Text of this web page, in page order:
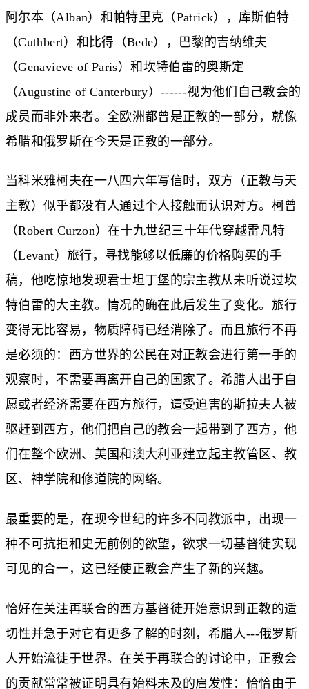
阿尔本（Alban）和帕特里克（Patrick），库斯伯特
（Cuthbert）和比得（Bede），巴黎的吉纳维夫
（Genavieve of Paris）和坎特伯雷的奥斯定
（Augustine of Canterbury）------视为他们自己教会的
成员而非外来者。全欧洲都曾是正教的一部分，就像
希腊和俄罗斯在今天是正教的一部分。
当科米雅柯夫在一八四六年写信时，双方（正教与天
主教）似乎都没有人通过个人接触而认识对方。柯曾
（Robert Curzon）在十九世纪三十年代穿越雷凡特
（Levant）旅行，寻找能够以低廉的价格购买的手
稿，他吃惊地发现君士坦丁堡的宗主教从未听说过坎
特伯雷的大主教。情况的确在此后发生了变化。旅行
变得无比容易，物质障碍已经消除了。而且旅行不再
是必须的：西方世界的公民在对正教会进行第一手的
观察时，不需要再离开自己的国家了。希腊人出于自
愿或者经济需要在西方旅行，遭受迫害的斯拉夫人被
驱赶到西方，他们把自己的教会一起带到了西方，他
们在整个欧洲、美国和澳大利亚建立起主教管区、教
区、神学院和修道院的网络。
最重要的是，在现今世纪的许多不同教派中，出现一
种不可抗拒和史无前例的欲望，欲求一切基督徒实现
可见的合一，这已经使正教会产生了新的兴趣。
恰好在关注再联合的西方基督徒开始意识到正教的适
切性并急于对它有更多了解的时刻，希腊人---俄罗斯
人开始流徒于世界。在关于再联合的讨论中，正教会
的贡献常常被证明具有始料未及的启发性：恰恰由于